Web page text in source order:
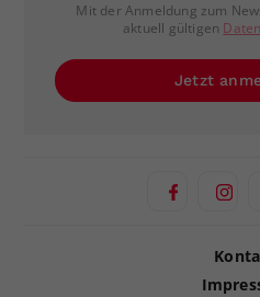
Mit der Anmeldung zum
aktuell gültigen
Jetzt